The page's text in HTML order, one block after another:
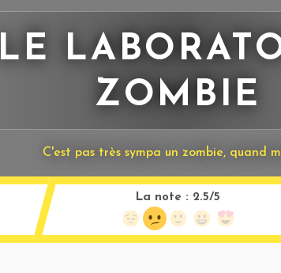
LE
ZOMBIE
C'est pas très sympa un zombie, quand
La note : 2.5/5